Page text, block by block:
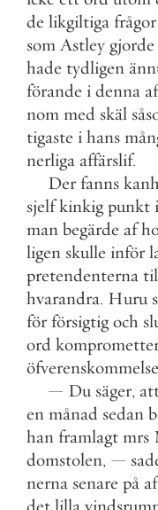
de likgiltiga frågor
som Astley gjorde
hade tydligen
förande i denna
nom med skäl
tigaste i hans
nerliga affärslif.
Der fanns
sjelf kinkig punkt i
man begärde af
ligen skulle inför
pretendenterna
hvarandra. Huru
för försigtig och
ord
öfverenskommelse
— Du säger,
en månad sedan
han framlagt mrs
domstolen, —
nerna senare på